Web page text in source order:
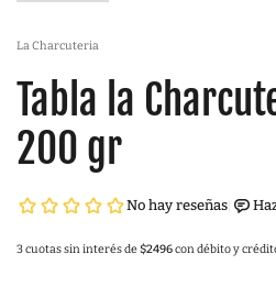
La Charcuteria
Tabla la
200 gr
3 cuotas sin interés de$2496con débito y